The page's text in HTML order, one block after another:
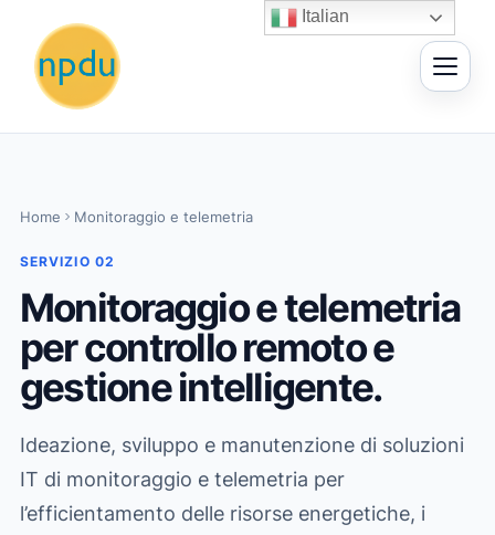
contenuto
Home Monitoraggio e telemetria
SERVIZIO 02
Monitoraggio e telemetria
per controllo remoto e
gestione intelligente.
Ideazione, sviluppo e manutenzione di soluzioni
IT di monitoraggio e telemetria per
l’efficientamento delle risorse energetiche, i
Italian